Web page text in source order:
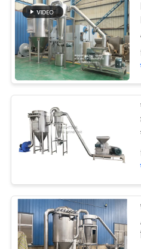
PRIVACY
POLICY